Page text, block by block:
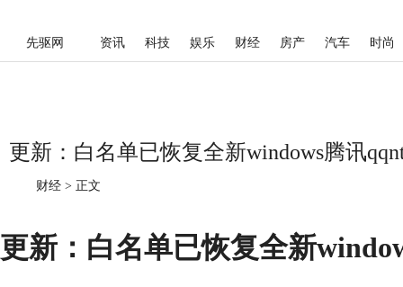
先驱网 资讯 科技 娱乐 财经 房产 汽车 时尚
更新：白名单已恢复全新windows腾讯
财经 > 正文
更新：白名单已恢复全新